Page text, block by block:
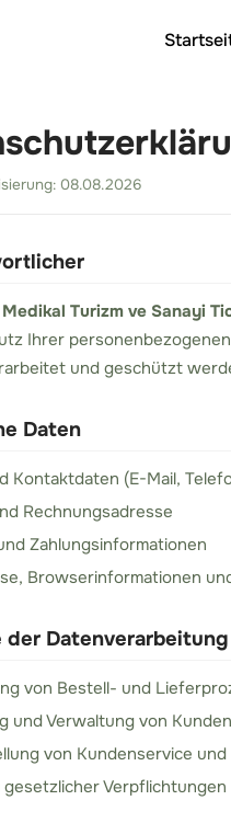
08.08.2026
Turizm ve Sanayi
Ihrer
und geschützt
Daten
Kontaktdaten (E-Mail,
Rechnungsadresse
Zahlungsinformationen
Browserinformationen
der Datenverarbeitung
von Bestell- und
und Verwaltung von
von Kundenservice
gesetzlicher Verpflichtungen